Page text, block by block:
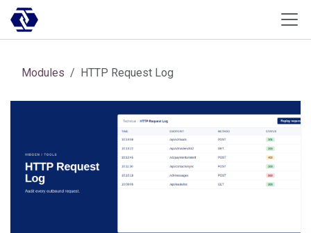
Skip to Content
Modules HTTP Request Log